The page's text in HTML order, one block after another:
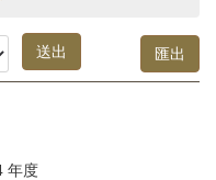
年度